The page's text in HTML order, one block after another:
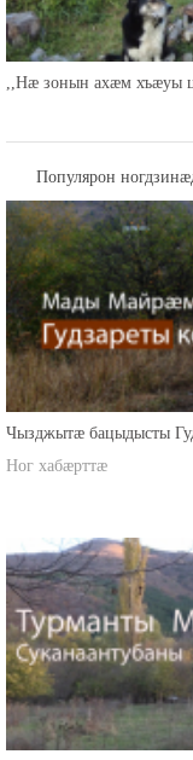
,,Нæ зонын ахæм хъæуы
Популярон
Чызджытæ бацыдысты
Ног хабæрттæ